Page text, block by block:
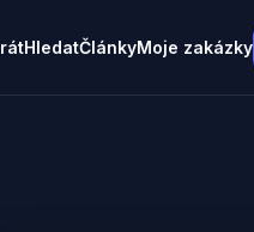
HledatČlánkyMoje zakázky